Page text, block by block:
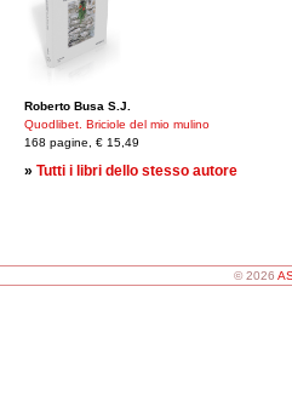
Roberto Busa S.J.
Quodlibet. Briciole del mio mulino
168 pagine, € 15,49
» Tutti i libri dello stesso autore
© 2026